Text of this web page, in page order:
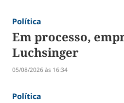
Política
Em processo,
Luchsinger
05/08/2026 às 16:34
Política